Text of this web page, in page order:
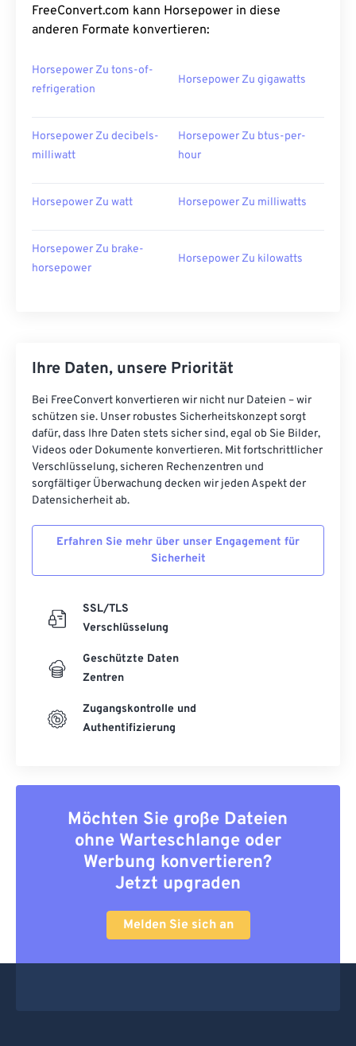
FreeConvert.com kann Horsepower in diese
anderen Formate konvertieren:
Horsepower Zu tons-of-
refrigeration
Horsepower Zu gigawatts
Horsepower Zu decibels-
milliwatt
Horsepower Zu btus-per-
hour
Horsepower Zu watt Horsepower Zu milliwatts
Horsepower Zu brake-
horsepower
Horsepower Zu kilowatts
Ihre Daten, unsere Priorität
Bei FreeConvert konvertieren wir nicht nur Dateien – wir
schützen sie. Unser robustes Sicherheitskonzept sorgt
dafür, dass Ihre Daten stets sicher sind, egal ob Sie Bilder,
Videos oder Dokumente konvertieren. Mit fortschrittlicher
Verschlüsselung, sicheren Rechenzentren und
sorgfältiger Überwachung decken wir jeden Aspekt der
Datensicherheit ab.
Erfahren Sie mehr über unser Engagement für
Sicherheit
SSL/TLS
Verschlüsselung
Geschützte Daten
Zentren
Zugangskontrolle und
Authentifizierung
Möchten Sie große Dateien
ohne Warteschlange oder
Werbung konvertieren?
Jetzt upgraden
Melden Sie sich an